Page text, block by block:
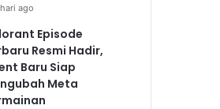
ago
Episode
Resmi Hadir,
Baru Siap
Meta